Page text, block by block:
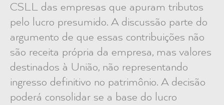
CSLL das empresas que apuram tributos
pelo lucro presumido. A discussão parte do
argumento de que essas contribuições não
são receita própria da empresa, mas valores
destinados à União, não representando
ingresso definitivo no patrimônio. A decisão
poderá consolidar se a base do lucro